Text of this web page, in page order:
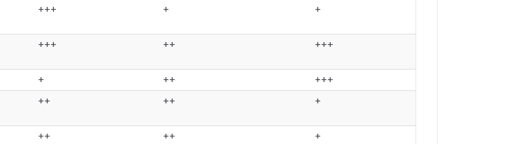
+++ + +
+++ ++ +++
+ ++
+++
++ ++ +
++ ++ +